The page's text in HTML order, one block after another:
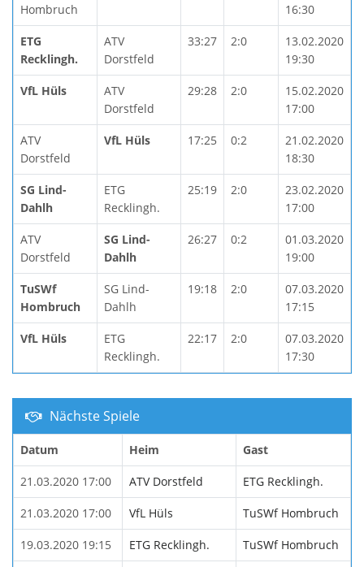
Hombruch
16:30
ETG
Recklingh.
ATV
Dorstfeld
33:27 2:0
13.02.2020
19:30
VfL Hüls
ATV
Dorstfeld
29:28 2:0
15.02.2020
17:00
ATV
Dorstfeld
VfL Hüls 17:25 0:2
21.02.2020
18:30
SG Lind-
Dahlh
ETG
Recklingh.
25:19 2:0
23.02.2020
17:00
ATV
Dorstfeld
SG Lind-
Dahlh
26:27 0:2
01.03.2020
19:00
TuSWf
Hombruch
SG Lind-
Dahlh
19:18 2:0
07.03.2020
17:15
VfL Hüls
ETG
Recklingh.
22:17 2:0
07.03.2020
17:30
Nächste Spiele
Datum Heim Gast
21.03.2020 17:00 ATV Dorstfeld ETG Recklingh.
21.03.2020 17:00 VfL Hüls TuSWf Hombruch
19.03.2020 19:15 ETG Recklingh. TuSWf Hombruch